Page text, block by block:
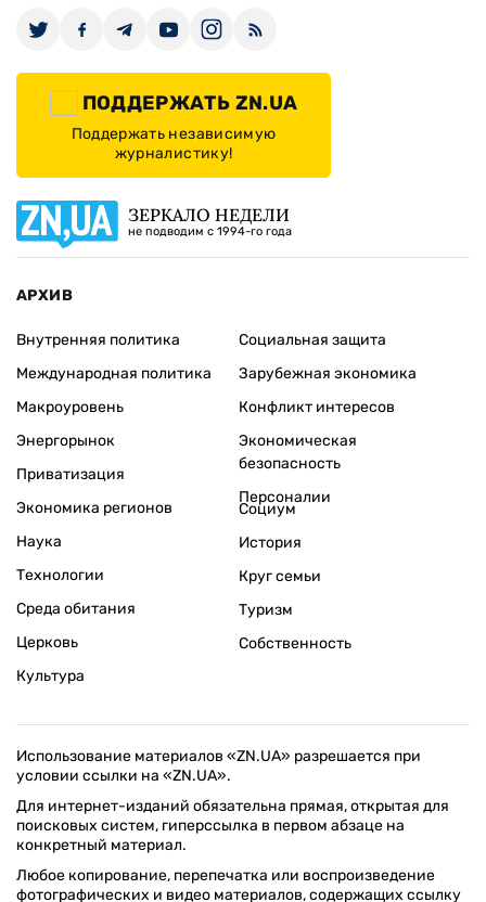
ПОДДЕРЖАТЬ ZN.UA
Поддержать независимую
журналистику!
ЗЕРКАЛО НЕДЕЛИ
не подводим с 1994-го года
АРХИВ
Внутренняя политика
Международная политика
Макроуровень
Энергорынок
Приватизация
Экономика регионов
Социальная защита
Зарубежная экономика
Конфликт интересов
Экономическая
безопасность
Персоналии
Наука
Технологии
Среда обитания
Церковь
Культура
Социум
История
Круг семьи
Туризм
Собственность
Использование материалов «ZN.UA» разрешается при
условии ссылки на «ZN.UA».
Для интернет-изданий обязательна прямая, открытая для
поисковых систем, гиперссылка в первом абзаце на
конкретный материал.
Любое копирование, перепечатка или воспроизведение
фотографических и видео материалов, содержащих ссылку